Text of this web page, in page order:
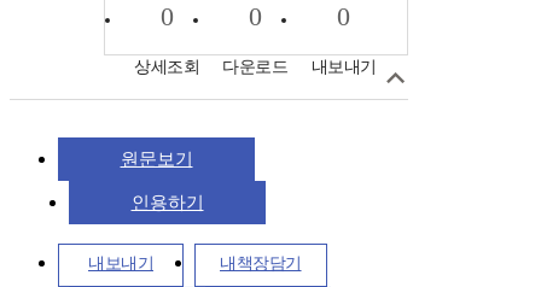
0
상세조회
0
다운로드
0
내보내기
원문보기
인용하기
내보내기 내책장담기